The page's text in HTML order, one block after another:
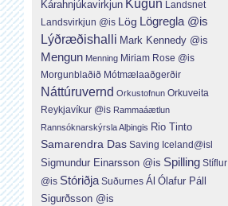
Kárahnjúkavirkjun Kúgun Landsnet
Landsvirkjun @is Lög Lögregla @is
Lýðræðishalli Mark Kennedy @is
Mengun Menning Miriam Rose @is
Morgunblaðið Mótmælaaðgerðir
Náttúruvernd Orkustofnun Orkuveita
Reykjavíkur @is Rammaáætlun
Rannsóknarskýrsla Alþingis Rio Tinto
Samarendra Das Saving Iceland@isl
Sigmundur Einarsson @is Spilling Stíflur
@is Stóriðja Suðurnes Ál Ólafur Páll
Sigurðsson @is